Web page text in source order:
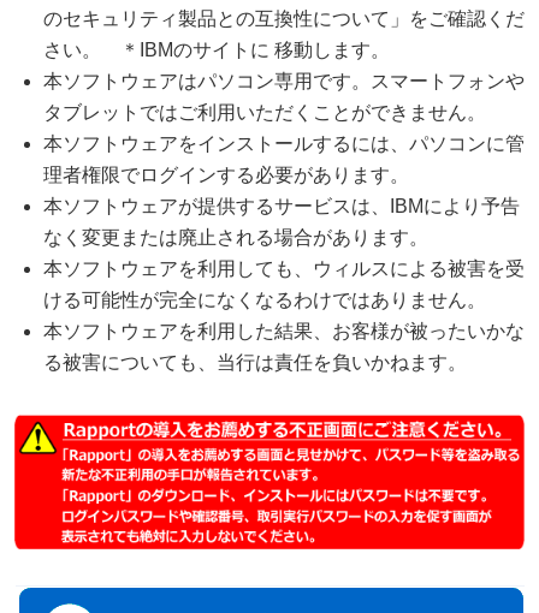
のセキュリティ製品との互換性について」をご確認くだ
さい。 ＊IBMのサイトに 移動します。
本ソフトウェアはパソコン専用です。スマートフォンや
タブレットではご利用いただくことができません。
本ソフトウェアをインストールするには、パソコンに管
理者権限でログインする必要があります。
本ソフトウェアが提供するサービスは、IBMにより予告
なく変更または廃止される場合があります。
本ソフトウェアを利用しても、ウィルスによる被害を受
ける可能性が完全になくなるわけではありません。
本ソフトウェアを利用した結果、お客様が被ったいかな
る被害についても、当行は責任を負いかねます。